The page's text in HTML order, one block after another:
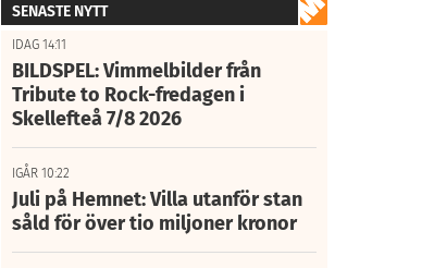
SENASTE NYTT
IDAG 14:11
BILDSPEL: Vimmelbilder från
Tribute to Rock-fredagen i
Skellefteå 7/8 2026
IGÅR 10:22
Juli på Hemnet: Villa utanför stan
såld för över tio miljoner kronor